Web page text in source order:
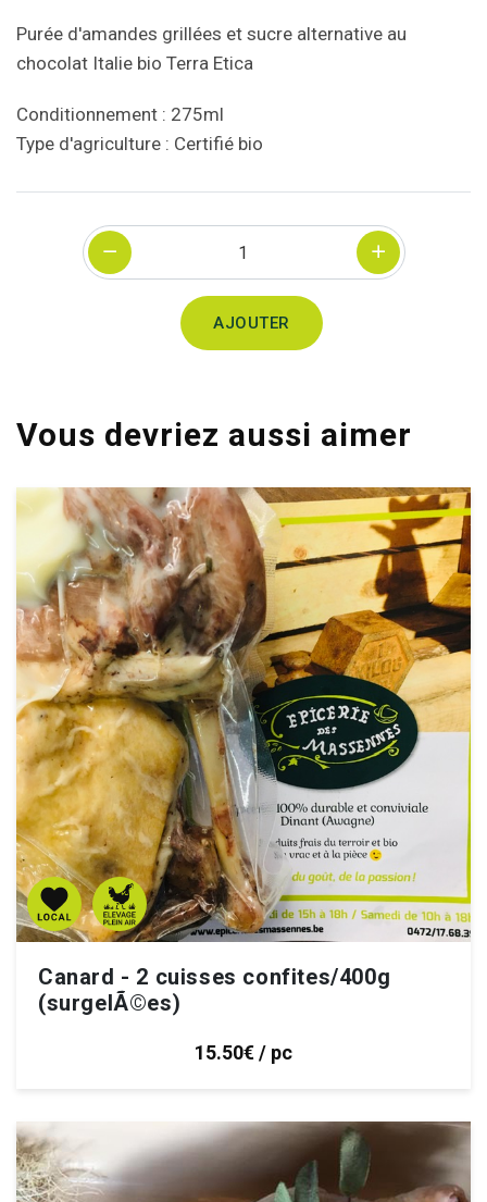
Purée d'amandes grillées et sucre alternative au
chocolat Italie bio Terra Etica
Conditionnement : 275ml
Type d'agriculture : Certifié bio
Quantité
AJOUTER
Vous devriez aussi aimer
Canard - 2 cuisses confites/400g
(surgelÃ©es)
15.50€ / pc